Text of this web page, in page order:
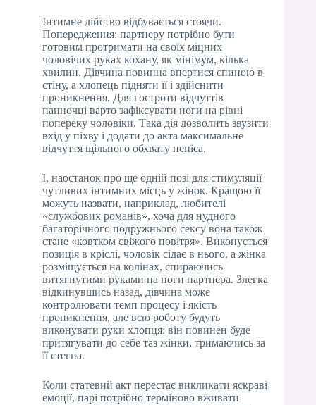
Інтимне дійство відбувається стоячи.
Попередження: партнеру потрібно бути
готовим протримати на своїх міцних
чоловічих руках кохану, як мінімум, кілька
хвилин. Дівчина повинна впертися спиною в
стіну, а хлопець підняти її і здійснити
проникнення. Для гостроти відчуттів
панночці варто зафіксувати ноги на рівні
попереку чоловіки. Така дія дозволить звузити
вхід у піхву і додати до акта максимальне
відчуття щільного обхвату пеніса.
І, наостанок про ще одній позі для стимуляції
чутливих інтимних місць у жінок. Кращою її
можуть назвати, наприклад, любителі
«службових романів», хоча для нудного
багаторічного подружнього сексу вона також
стане «ковтком свіжого повітря». Виконується
позиція в кріслі, чоловік сідає в нього, а жінка
розміщується на колінах, спираючись
витягнутими руками на ноги партнера. Злегка
відкинувшись назад, дівчина може
контролювати темп процесу і якість
проникнення, але всю роботу будуть
виконувати руки хлопця: він повинен буде
притягувати до себе таз жінки, тримаючись за
її стегна.
Коли статевий акт перестає викликати яскраві
емоції, парі потрібно терміново вживати